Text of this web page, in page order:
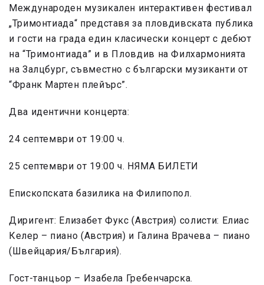
Международен музикален интерактивен фестивал
„Тримонтиада“ представя за пловдивската публика
и гости на града един класически концерт с дебют
на “Тримонтиада” и в Пловдив на Филхармонията
на Залцбург, съвместно с български музиканти от
“Франк Мартен плейърс”.
Два идентични концерта:
24 септември от 19:00 ч.
25 септември от 19:00 ч. НЯМА БИЛЕТИ
Епископската базилика на Филипопол.
Диригент: Елизабет Фукс (Австрия) солисти: Елиас
Келер – пиано (Австрия) и Галина Врачева – пиано
(Швейцария/България).
Гост-танцьор – Изабела Гребенчарска.